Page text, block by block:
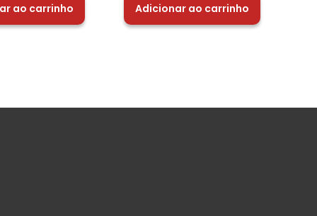
ao carrinho Adicionar ao carrinho